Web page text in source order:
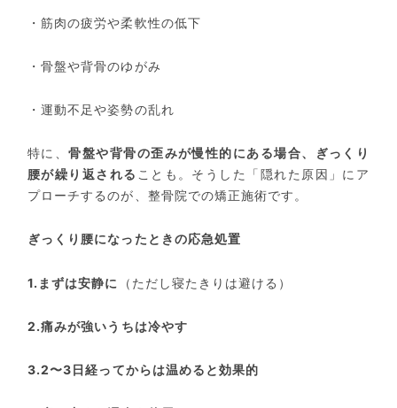
・筋肉の疲労や柔軟性の低下
・骨盤や背骨のゆがみ
・運動不足や姿勢の乱れ
特に、骨盤や背骨の歪みが慢性的にある場合、ぎっくり
腰が繰り返される ことも。そうした「隠れた原因」にア
プローチするのが、整骨院での矯正施術です。
ぎっくり腰になったときの応急処置
1. まずは安静に （ただし寝たきりは避ける）
2.痛みが強いうちは冷やす
3.2〜3日経ってからは温めると効果的